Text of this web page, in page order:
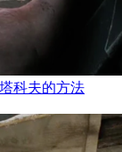
科夫的方法